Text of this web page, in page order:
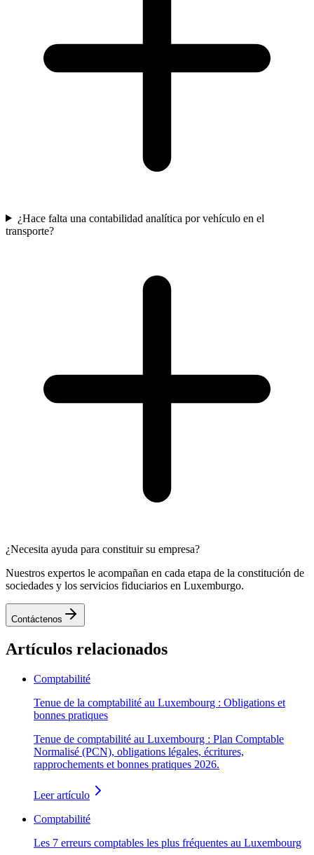
¿Hace falta una contabilidad analítica por vehículo en el
transporte?
¿Necesita ayuda para constituir su empresa?
Nuestros expertos le acompañan en cada etapa de la constitución de
sociedades y los servicios fiduciarios en Luxemburgo.
Contáctenos
Artículos relacionados
Comptabilité
Tenue de la comptabilité au Luxembourg : Obligations et
bonnes pratiques
Tenue de comptabilité au Luxembourg : Plan Comptable
Normalisé (PCN), obligations légales, écritures,
rapprochements et bonnes pratiques 2026.
Leer artículo
Comptabilité
Les 7 erreurs comptables les plus fréquentes au Luxembourg